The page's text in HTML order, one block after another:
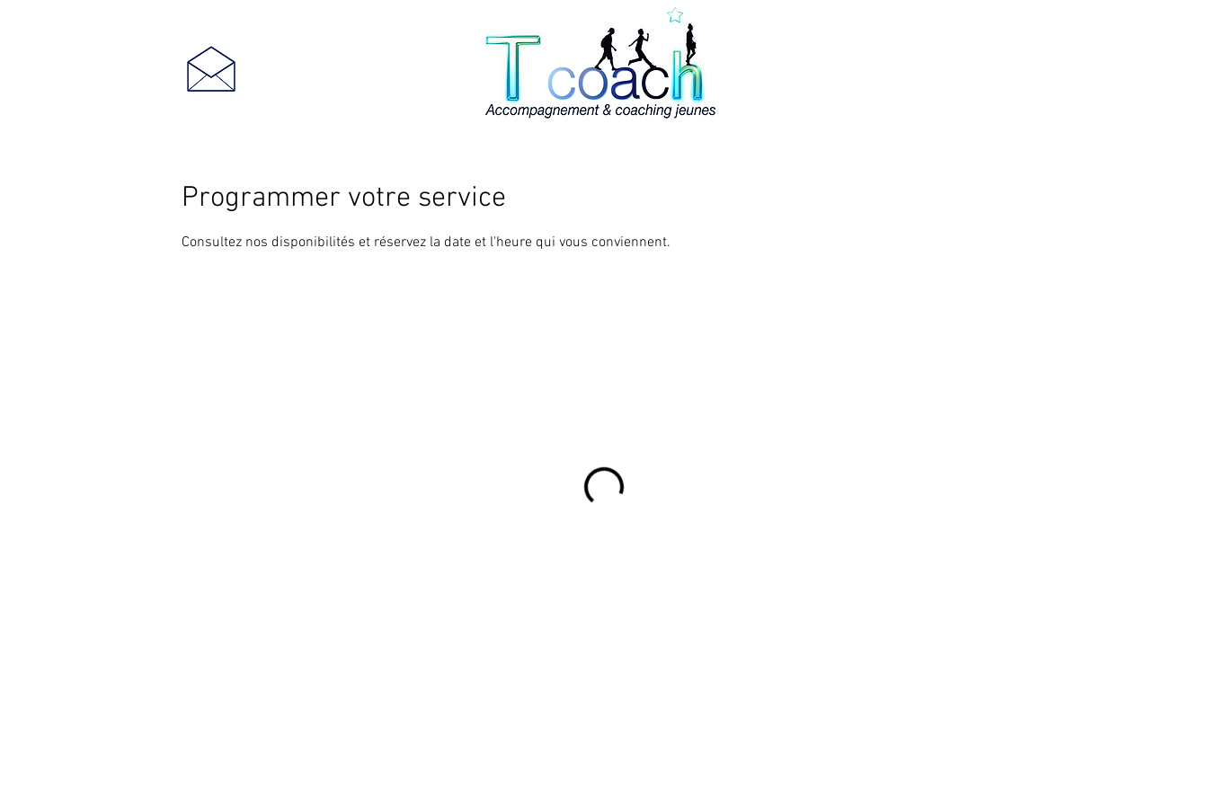
Programmer votre service
Consultez nos disponibilités et réservez la date et l'heure qui vous conviennent.